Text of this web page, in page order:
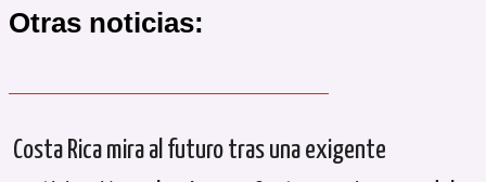
Otras noticias:
Costa Rica mira al futuro tras una exigente